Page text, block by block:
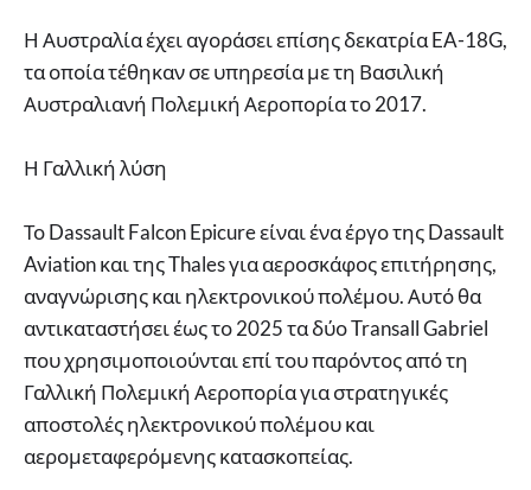
Η Αυστραλία έχει αγοράσει επίσης δεκατρία EA-18G,
τα οποία τέθηκαν σε υπηρεσία με τη Βασιλική
Αυστραλιανή Πολεμική Αεροπορία το 2017.
Η Γαλλική λύση
Το Dassault Falcon Epicure είναι ένα έργο της Dassault
Aviation και της Thales για αεροσκάφος επιτήρησης,
αναγνώρισης και ηλεκτρονικού πολέμου. Αυτό θα
αντικαταστήσει έως το 2025 τα δύο Transall Gabriel
που χρησιμοποιούνται επί του παρόντος από τη
Γαλλική Πολεμική Αεροπορία για στρατηγικές
αποστολές ηλεκτρονικού πολέμου και
αερομεταφερόμενης κατασκοπείας.